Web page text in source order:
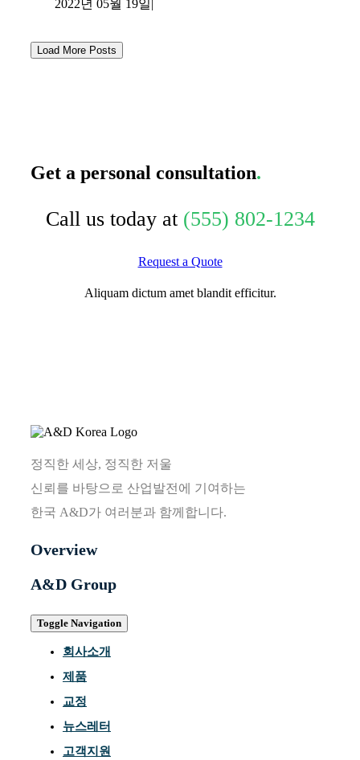
2022년 05월 19일|
Load More Posts
Get a personal consultation.
Call us today at (555) 802-1234
Request a Quote
Aliquam dictum amet blandit efficitur.
정직한 세상, 정직한 저울
신뢰를 바탕으로 산업발전에 기여하는
한국 A&D가 여러분과 함께합니다.
Overview
A&D Group
Toggle Navigation
회사소개
제품
교정
뉴스레터
고객지원